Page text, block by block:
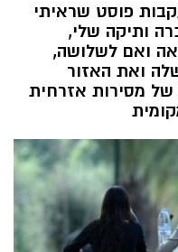
פוסט שראיתי
ותיקה שלי,
ואם לשלושה,
ואת האזור
של מסירות אזרחית